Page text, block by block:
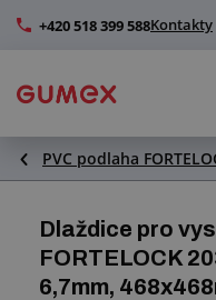
+420 518 399 588Kontakty
Hadice a jejich
Profily a výroba těsnění
Technické plasty
PVC podlaha
Dlaždice pro
FORTELOCK
6,7mm,